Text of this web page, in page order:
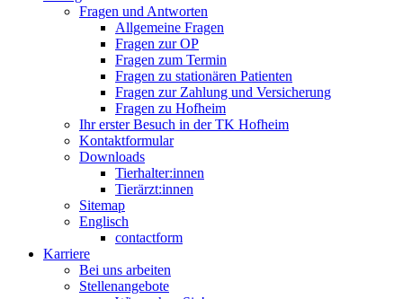
Fragen und Antworten
Allgemeine Fragen
Fragen zur OP
Fragen zum Termin
Fragen zu stationären Patienten
Fragen zur Zahlung und Versicherung
Fragen zu Hofheim
Ihr erster Besuch in der TK Hofheim
Kontaktformular
Downloads
Tierhalter:innen
Tierärzt:innen
Sitemap
Englisch
contactform
Karriere
Bei uns arbeiten
Stellenangebote